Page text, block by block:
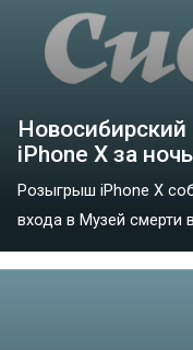
Новосибирский
iPhone X за
Розыгрыш iPhone X
входа в Музей смерти